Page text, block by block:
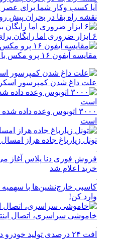
آیا کسب وکار شما برای
نقشه راه بقا در بحران پیش رو
۶ ابزار ضروری اما رایگان برای ترید موفق در فارکس
مقایسه آیفون ۱۶ پرو مکس با سایر پرچمداران بازار
علت داغ شدن کمپرسور
۳۰۰۰ اتوبوس وعده داده
است
تونل زیارباغ جاده هراز
فروش فوری دنا پلاس آغاز
خرید اعلام شد
وارد کن!
خاموشی سراسری، اتصال
افت ۲۴ درصدی تولید خودرو در کشور